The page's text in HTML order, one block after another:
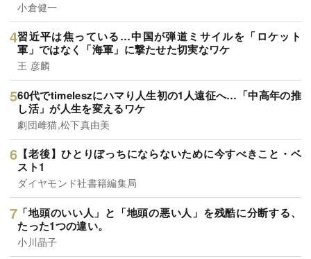
小倉健一
習近平は焦っている…中国が弾道ミサイルを「ロケット
軍」ではなく「海軍」に撃たせた切実なワケ
王 彦麟
60代でtimeleszにハマり人生初の1人遠征へ…「中高年の推
し活」が人生を変えるワケ
劇団雌猫,松下真由美
【老後】ひとりぼっちにならないために今すべきこと・ベ
スト1
ダイヤモンド社書籍編集局
「地頭のいい人」と「地頭の悪い人」を残酷に分断する、
たった1つの違い。
小川晶子